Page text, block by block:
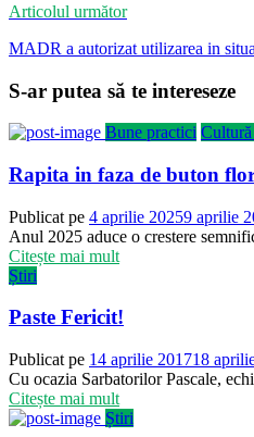
Articolul următor
MADR a autorizat utilizarea in
S-ar putea să te intereseze
Bune practici
Rapita in faza de buton
Publicat pe 4 aprilie 20259 aprilie
Anul 2025 aduce o crestere
Citește mai mult
Știri
Paste Fericit!
Publicat pe 14 aprilie 201718
Cu ocazia Sarbatorilor Pascale,
Citește mai mult
Știri